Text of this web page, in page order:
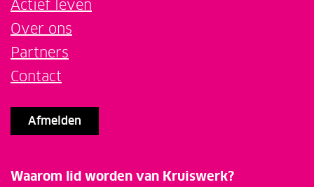
Actief leven
Over ons
Partners
Contact
Afmelden
Waarom lid worden van Kruiswerk?